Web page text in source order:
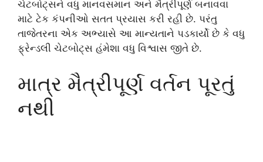
ચેટબોટ્સને વધુ માનવસમાન અને મૈત્રીપૂર્ણ બનાવવા
માટે ટેક કંપનીઓ સતત પ્રયાસ કરી રહી છે. પરંતુ
તાજેતરના એક અભ્યાસે આ માન્યતાને પડકાર્યો છે કે વધુ
ફ્રેન્ડલી ચેટબોટ્સ હંમેશા વધુ વિશ્વાસ જીતે છે.
માત્ર મૈત્રીપૂર્ણ વર્તન પૂરતું
નથી